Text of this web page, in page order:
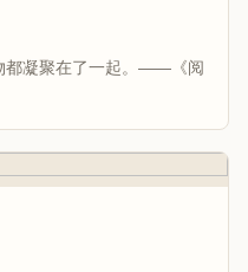
都凝聚在了一起。——《阅